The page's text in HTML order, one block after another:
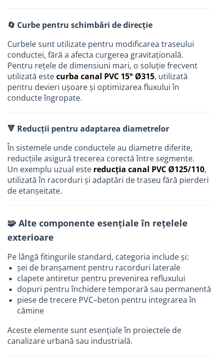
Teava pentru irigatii
Robinete
Filtre pentru irigatii
Banda de picurare
Picurator irigatii
Duze pentru irigare gazon
Automatizari irigatii
Camin distribuitor
Scule montaj irigatii
Solutii pentru tratarea tevilor de
irigat
Mobilier gradina si terasa
Casute de gradina
Scule si unelte gradina
Separatoare de gazon
Geocelule terasamente
Pavele ecologice
Plase umbrire si antiinghet
Electrice
Surse de iluminat
🔄 Curbe pentru schimbări de direcție
Curbele sunt utilizate pentru modificarea traseului
conductei, fără a afecta curgerea gravitațională.
Pentru rețele de dimensiuni mari, o soluție frecvent
utilizată estecurba canal PVC 15° Ø315, utilizată
pentru devieri ușoare și optimizarea fluxului în
conducte îngropate.
🔻 Reducții pentru adaptarea diametrelor
În sistemele unde conductele au diametre diferite,
reducțiile asigură trecerea corectă între segmente.
Un exemplu uzual este reducția canal PVC Ø125/110,
utilizată în racorduri și adaptări de traseu fără pierderi
de etanșeitate.
🧩 Alte componente esențiale în rețelele
exterioare
Pe lângă fitingurile standard, categoria include și:
șei de branșament pentru racorduri laterale
clapete antiretur pentru prevenirea refluxului
dopuri pentru închidere temporară sau permanentă
piese de trecere PVC–beton pentru integrarea în
cămine
Aceste elemente sunt esențiale în proiectele de
canalizare urbană sau industrială.